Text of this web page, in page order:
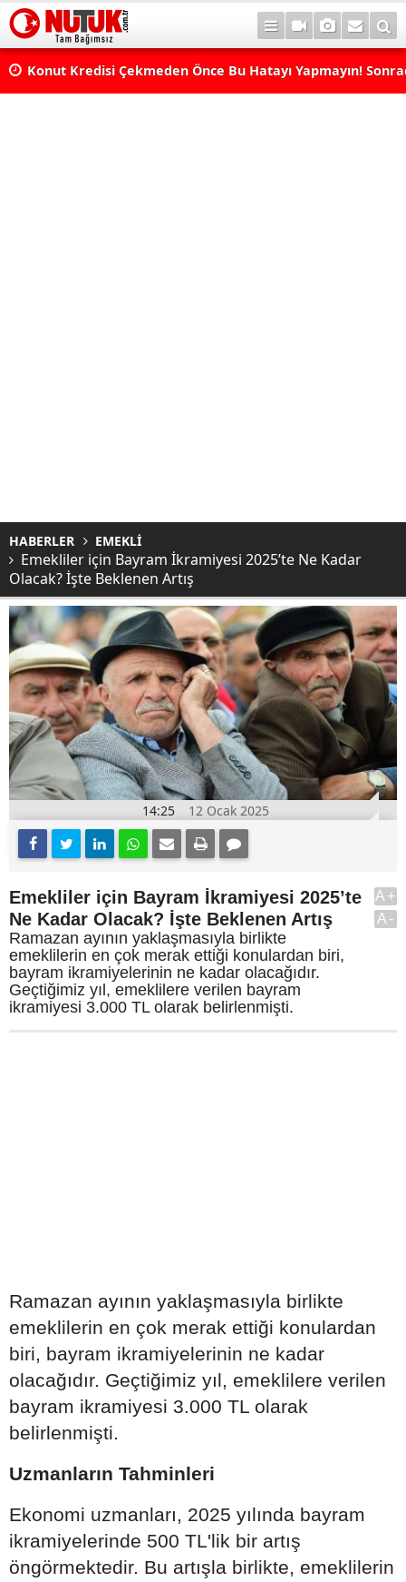
Konut Kredisi Çekmeden Önce Bu Hatayı Yapmayın!
HABERLER EMEKLİ
Emekliler için Bayram İkramiyesi 2025’te Ne Kadar
Olacak? İşte Beklenen Artış
14:25 12 Ocak 2025
Emekliler için Bayram İkramiyesi 2025’te
Ne Kadar Olacak? İşte Beklenen Artış
Ramazan ayının yaklaşmasıyla birlikte
emeklilerin en çok merak ettiği konulardan biri,
bayram ikramiyelerinin ne kadar olacağıdır.
Geçtiğimiz yıl, emeklilere verilen bayram
ikramiyesi 3.000 TL olarak belirlenmişti.
A+
A-
Ramazan ayının yaklaşmasıyla birlikte
emeklilerin en çok merak ettiği konulardan
biri, bayram ikramiyelerinin ne kadar
olacağıdır. Geçtiğimiz yıl, emeklilere verilen
bayram ikramiyesi 3.000 TL olarak
belirlenmişti.
Uzmanların Tahminleri
Ekonomi uzmanları, 2025 yılında bayram
ikramiyelerinde 500 TL'lik bir artış
öngörmektedir. Bu artışla birlikte, emeklilerin